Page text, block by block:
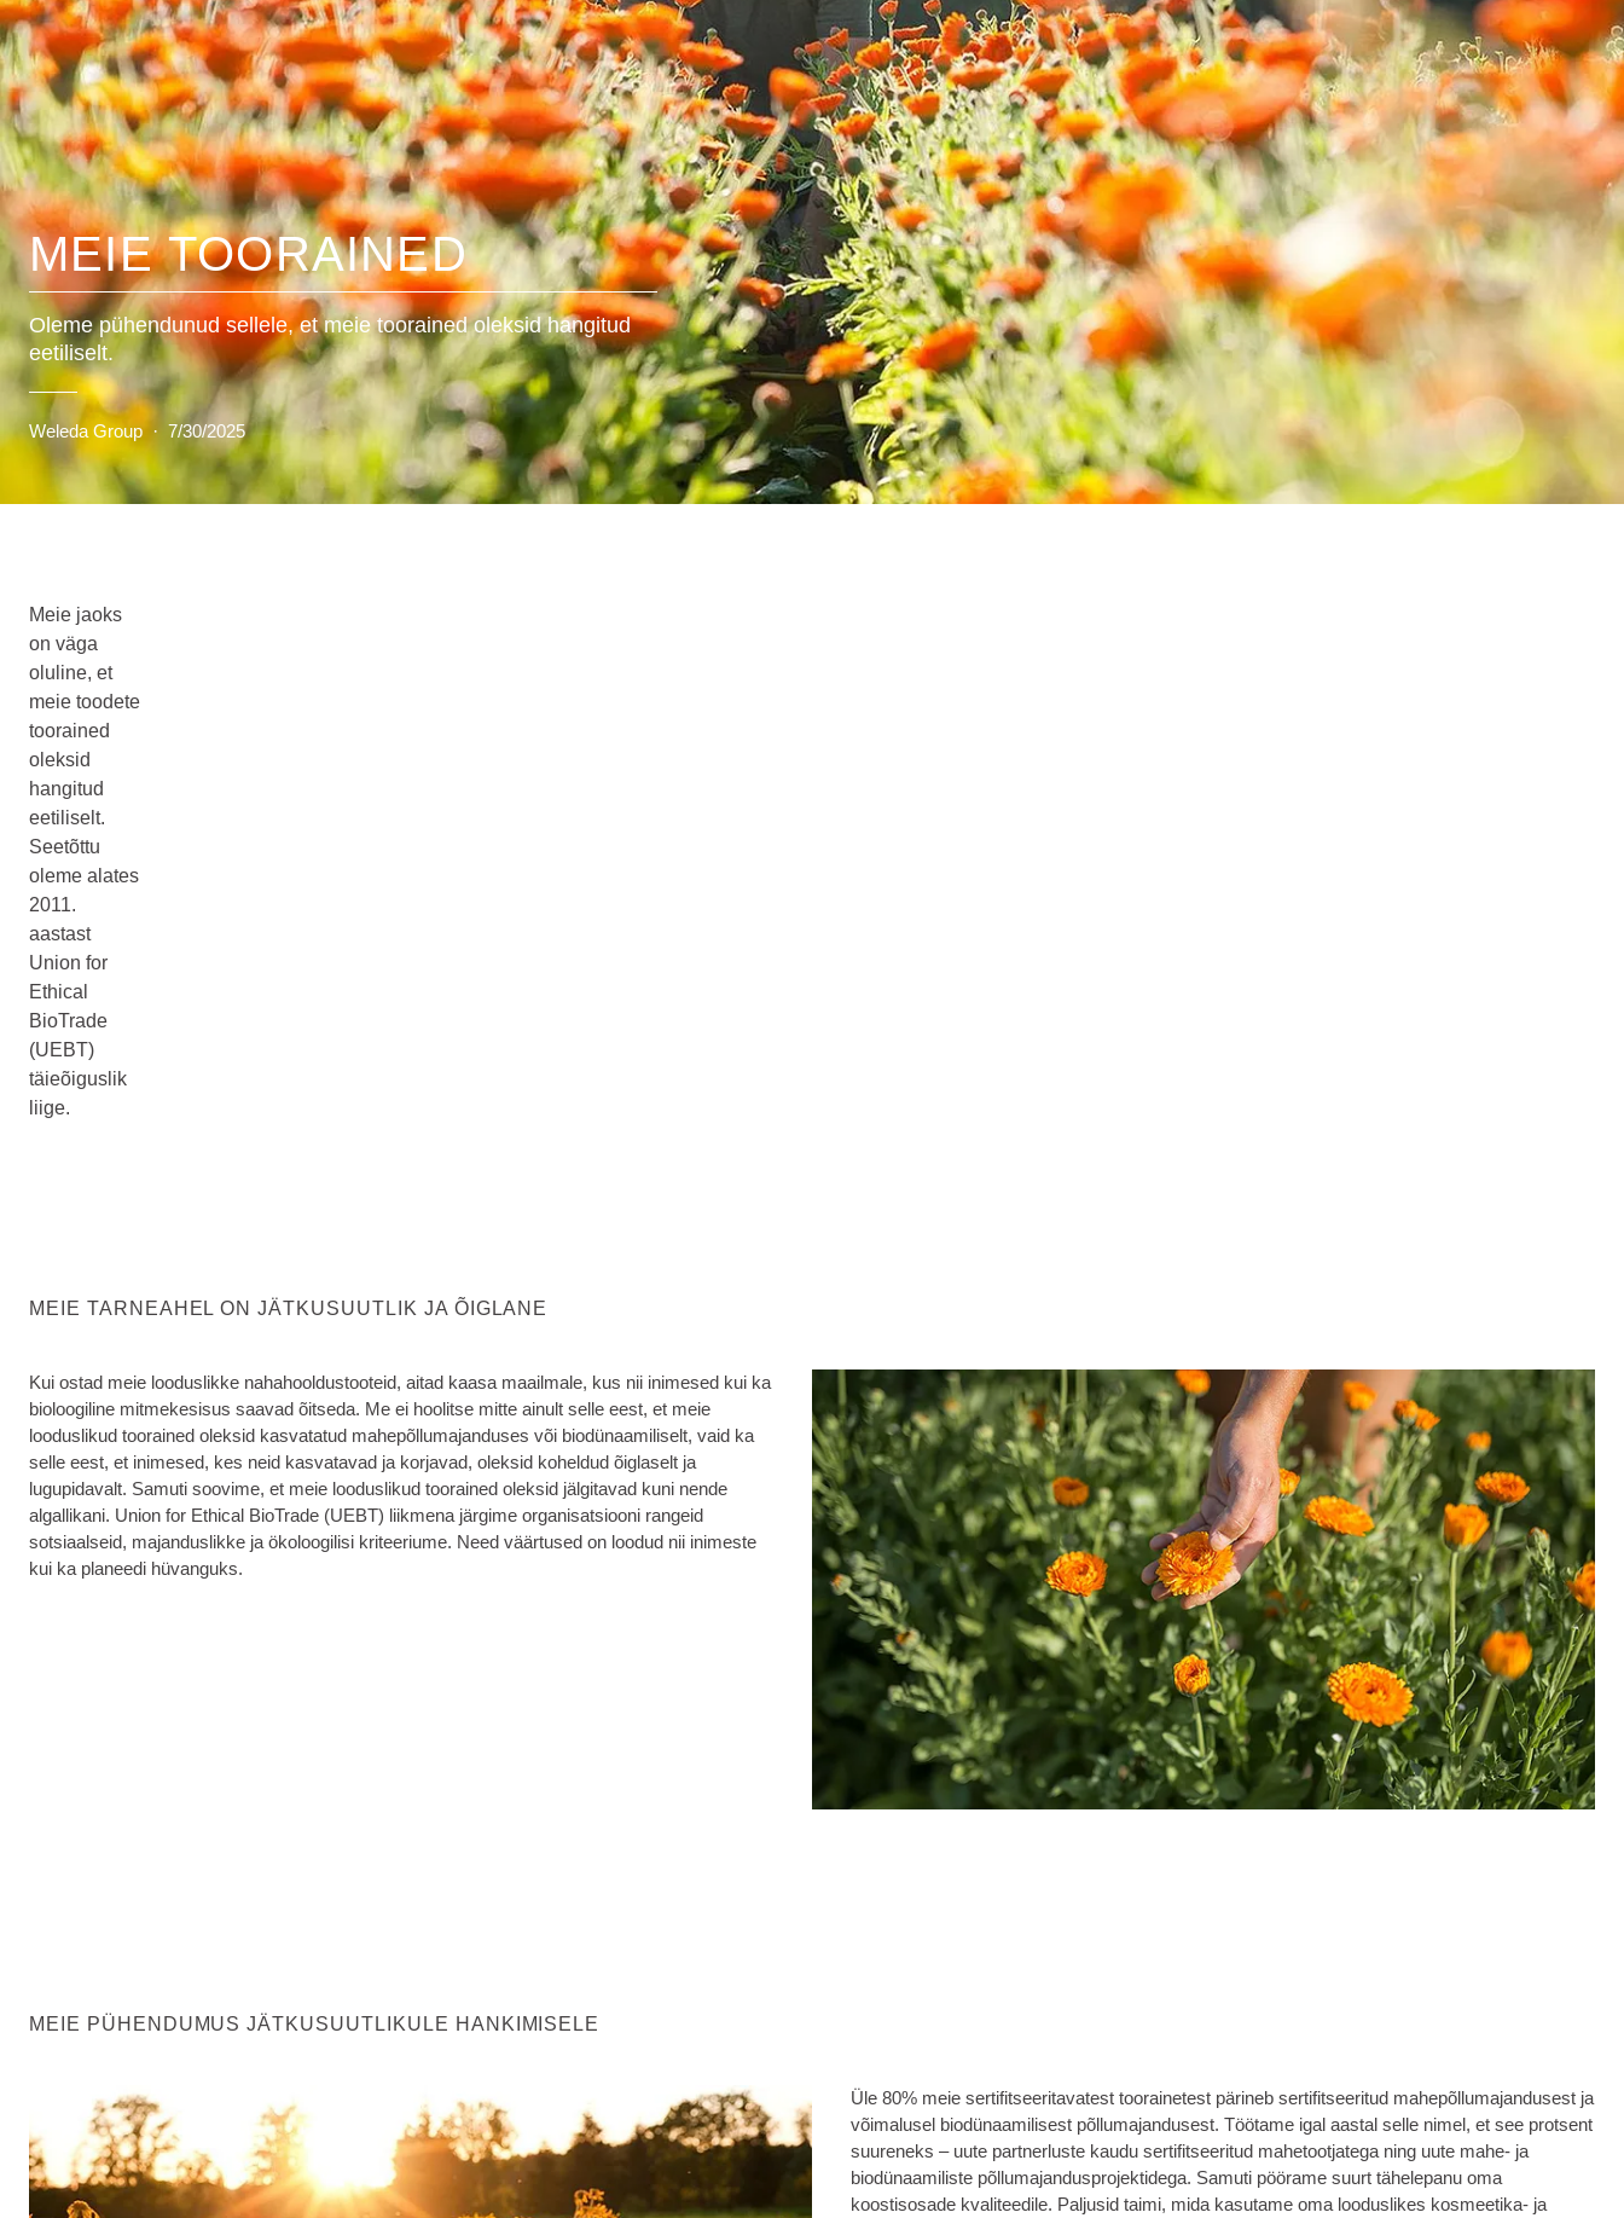
MEIE TOORAINED
Oleme pühendunud sellele, et meie toorained oleksid hangitud
eetiliselt.
Weleda Group · 7/30/2025
Meie jaoks
on väga
oluline, et
meie toodete
toorained
oleksid
hangitud
eetiliselt.
Seetõttu
oleme alates
2011.
aastast
Union for
Ethical
BioTrade
(UEBT)
täieõiguslik
liige.
MEIE TARNEAHEL ON JÄTKUSUUTLIK JA ÕIGLANE
Kui ostad meie looduslikke nahahooldustooteid, aitad kaasa maailmale, kus nii inimesed kui ka
bioloogiline mitmekesisus saavad õitseda. Me ei hoolitse mitte ainult selle eest, et meie
looduslikud toorained oleksid kasvatatud mahepõllumajanduses või biodünaamiliselt, vaid ka
selle eest, et inimesed, kes neid kasvatavad ja korjavad, oleksid koheldud õiglaselt ja
lugupidavalt. Samuti soovime, et meie looduslikud toorained oleksid jälgitavad kuni nende
algallikani. Union for Ethical BioTrade (UEBT) liikmena järgime organisatsiooni rangeid
sotsiaalseid, majanduslikke ja ökoloogilisi kriteeriume. Need väärtused on loodud nii inimeste
kui ka planeedi hüvanguks.
MEIE PÜHENDUMUS JÄTKUSUUTLIKULE HANKIMISELE
Üle 80% meie sertifitseeritavatest toorainetest pärineb sertifitseeritud mahepõllumajandusest ja
võimalusel biodünaamilisest põllumajandusest. Töötame igal aastal selle nimel, et see protsent
suureneks – uute partnerluste kaudu sertifitseeritud mahetootjatega ning uute mahe- ja
biodünaamiliste põllumajandusprojektidega. Samuti pöörame suurt tähelepanu oma
koostisosade kvaliteedile. Paljusid taimi, mida kasutame oma looduslikes kosmeetika- ja